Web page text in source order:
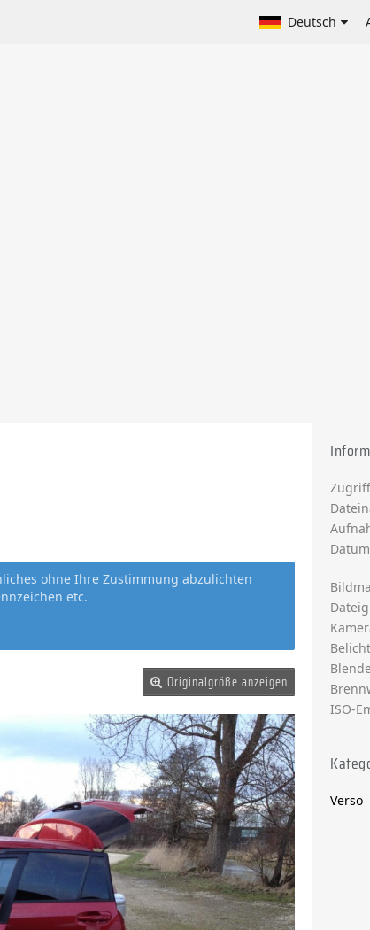
Deutsch
ohne Ihre Zustimmung abzulichten
etc.
Originalgröße anzeigen
Blende
ISO-
Verso